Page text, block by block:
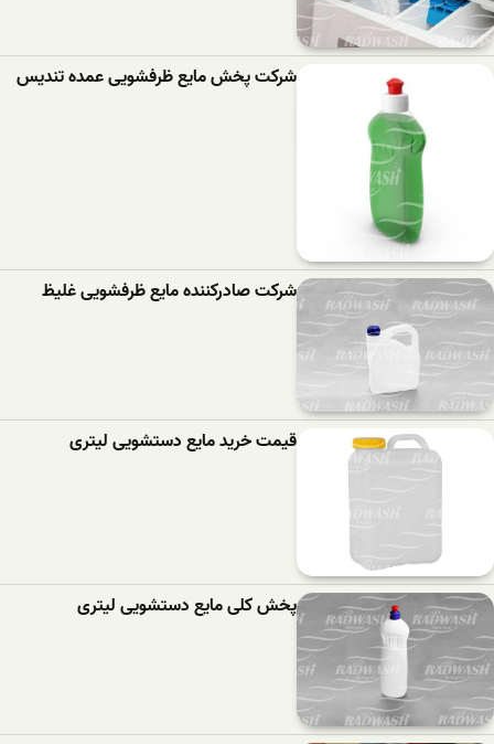
شرکت پخش مایع ظرفشویی عمده تندیس
شرکت صادرکننده مایع ظرفشویی غلیظ
قیمت خرید مایع دستشویی لیتری
پخش کلی مایع دستشویی لیتری